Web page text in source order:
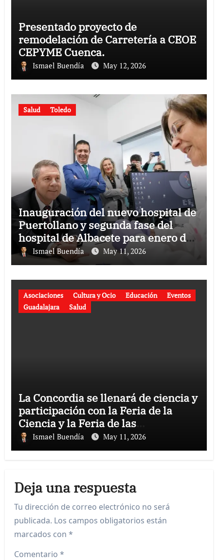
Presentado proyecto de
remodelación de Carretería a CEOE
CEPYME Cuenca.
Ismael Buendía May 12, 2026
Salud Toledo
Inauguración del nuevo hospital de
Puertollano y segunda fase del
hospital de Albacete para enero de
2027Ismael Buendía May 11, 2026
Asociaciones Cultura y Ocio Educación
Eventos
Guadalajara
Salud
La Concordia se llenará de ciencia y
participación con la Feria de la
Ciencia y la Feria de las
Asociaciones.
Ismael Buendía May 11, 2026
Deja una respuesta
Tu dirección de correo electrónico no será
publicada. Los campos obligatorios están
marcados con*
Comentario*